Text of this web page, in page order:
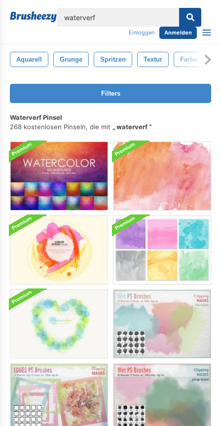
Einloggen Anmelden
Aquarell Grunge Spritzen Textur Farbe
Filters
Waterverf Pinsel
268 kostenlosen Pinseln, die mit
waterverf